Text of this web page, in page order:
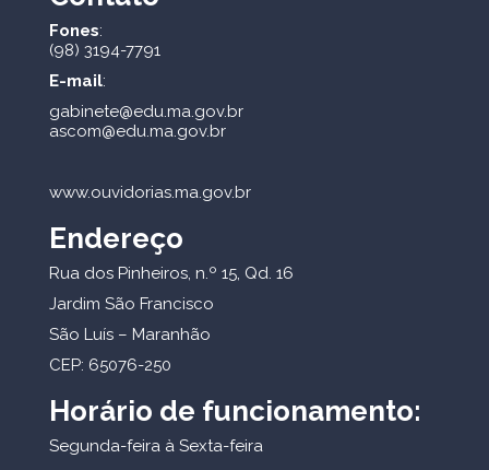
Fones:
(98) 3194-7791
E-mail:
gabinete@edu.ma.gov.br
ascom@edu.ma.gov.br
www.ouvidorias.ma.gov.br
Endereço
Rua dos Pinheiros, n.º 15, Qd. 16
Jardim São Francisco
São Luís – Maranhão
CEP: 65076-250
Horário de funcionamento:
Segunda-feira à Sexta-feira